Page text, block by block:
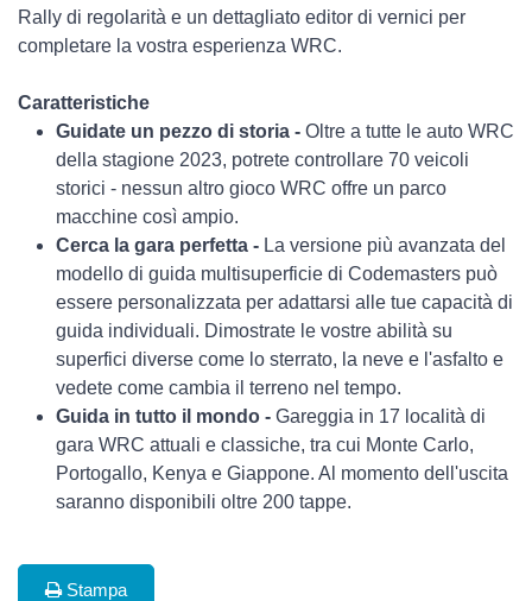
Rally di regolarità e un dettagliato editor di vernici per
completare la vostra esperienza WRC.
Caratteristiche
Guidate un pezzo di storia - Oltre a tutte le auto WRC
della stagione 2023, potrete controllare 70 veicoli
storici - nessun altro gioco WRC offre un parco
macchine così ampio.
Cerca la gara perfetta - La versione più avanzata del
modello di guida multisuperficie di Codemasters può
essere personalizzata per adattarsi alle tue capacità di
guida individuali. Dimostrate le vostre abilità su
superfici diverse come lo sterrato, la neve e l'asfalto e
vedete come cambia il terreno nel tempo.
Guida in tutto il mondo - Gareggia in 17 località di
gara WRC attuali e classiche, tra cui Monte Carlo,
Portogallo, Kenya e Giappone. Al momento dell'uscita
saranno disponibili oltre 200 tappe.
Stampa